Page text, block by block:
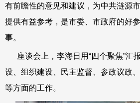
有前瞻性的意见和建议，为中共涟源
提供有益参考，是市委、市政府的好
事。
座谈会上，李海日用“四个聚焦”汇
设、组织建设、民主监督、参政议政
等方面的工作。